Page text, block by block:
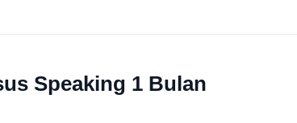
Speaking 1 Bulan